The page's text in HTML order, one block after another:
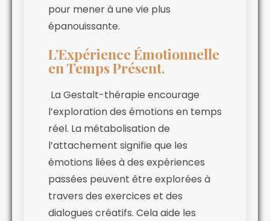
pour mener à une vie plus
épanouissante.
L’Expérience Émotionnelle
en Temps Présent.
La Gestalt-thérapie encourage
l’exploration des émotions en temps
réel. La métabolisation de
l’attachement signifie que les
émotions liées à des expériences
passées peuvent être explorées à
travers des exercices et des
dialogues créatifs. Cela aide les